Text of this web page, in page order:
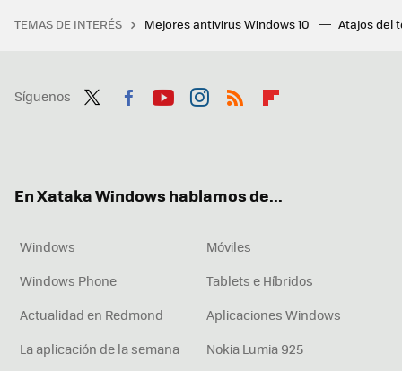
TEMAS DE INTERÉS Mejores antivirus Windows 10 Atajos del
Síguenos
En Xataka Windows hablamos de...
Windows
Móviles
Windows Phone
Tablets e Híbridos
Actualidad en Redmond
Aplicaciones Windows
La aplicación de la semana
Nokia Lumia 925